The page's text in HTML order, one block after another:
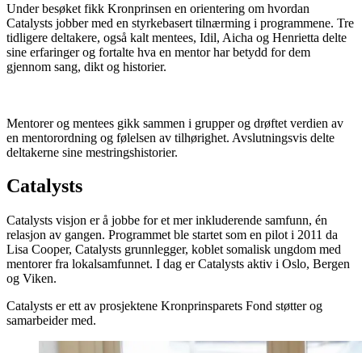
Under besøket fikk Kronprinsen en orientering om hvordan
Catalysts jobber med en styrkebasert tilnærming i programmene. Tre
tidligere deltakere, også kalt mentees, Idil, Aicha og Henrietta delte
sine erfaringer og fortalte hva en mentor har betydd for dem
gjennom sang, dikt og historier.
Mentorer og mentees gikk sammen i grupper og drøftet verdien av
en mentorordning og følelsen av tilhørighet. Avslutningsvis delte
deltakerne sine mestringshistorier.
Catalysts
Catalysts visjon er å jobbe for et mer inkluderende samfunn, én
relasjon av gangen. Programmet ble startet som en pilot i 2011 da
Lisa Cooper, Catalysts grunnlegger, koblet somalisk ungdom med
mentorer fra lokalsamfunnet. I dag er Catalysts aktiv i Oslo, Bergen
og Viken.
Catalysts er ett av prosjektene Kronprinsparets Fond støtter og
samarbeider med.